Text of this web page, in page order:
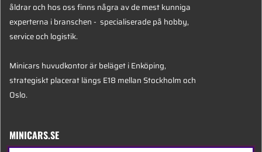
åldrar och hos oss finns några av de mest kunniga
experterna i branschen - specialiserade på hobby,
service och logistik.
Minicars huvudkontor är beläget i Enköping,
strategiskt placerat längs E18 mellan Stockholm och
Oslo.
MINICARS.SE